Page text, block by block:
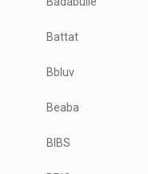
Battat
Bbluv
Beaba
BIBS